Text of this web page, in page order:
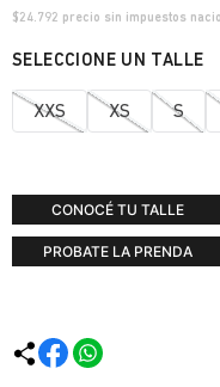
$24.792 precio sin impuestos
XXS XS S
CONOCÉ TU TALLE
PROBATE LA PRENDA